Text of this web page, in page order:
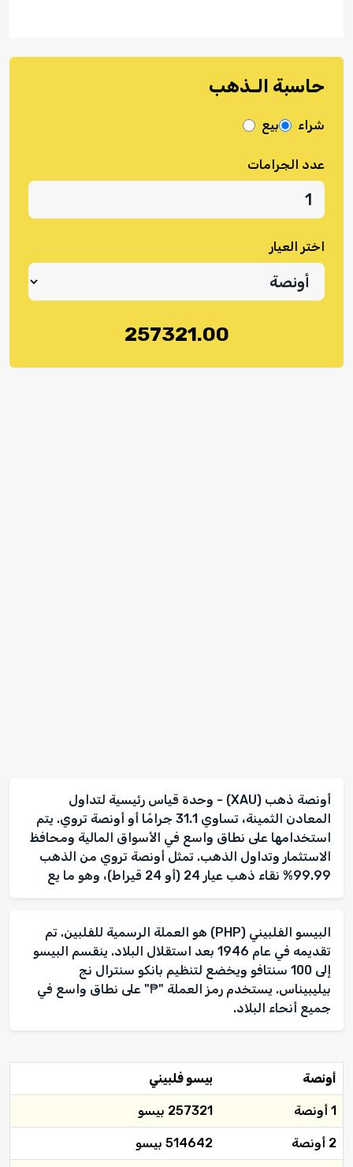
حاسبة الـذهب
شراء بيع
عدد الجرامات
اختر العيار
257321.00
أونصة ذهب (XAU) - وحدة قياس رئيسية لتداول
المعادن الثمينة، تساوي 31.1 جرامًا أو أونصة تروي. يتم
استخدامها على نطاق واسع في الأسواق المالية ومحافظ
الاستثمار وتداول الذهب. تمثل أونصة تروي من الذهب
99.99% نقاء ذهب عيار 24 (أو 24 قيراط)، وهو ما يع
البيسو الفلبيني (PHP) هو العملة الرسمية للفلبين. تم
تقديمه في عام 1946 بعد استقلال البلاد. ينقسم البيسو
إلى 100 سنتافو ويخضع لتنظيم بانكو سنترال نج
بيليبيناس. يستخدم رمز العملة "₱" على نطاق واسع في
جميع أنحاء البلاد.
أونصة بيسو فلبيني
1 أونصة 257321 بيسو
2 أونصة 514642 بيسو